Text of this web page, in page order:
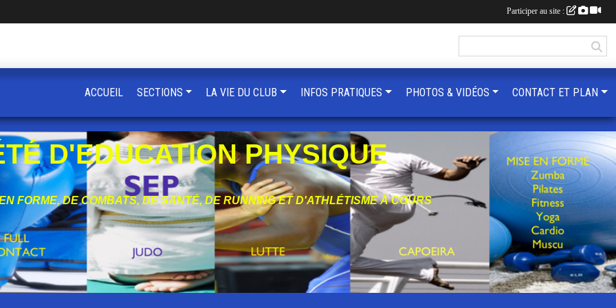
D'EDUCATION PHYSIQUE
FORME, DE COMBATS, DE SANTÉ, DE RUNNING ET D'ATHLÉTISME À COURS
ACCUEIL SECTIONS LA VIE DU CLUB INFOS PRATIQUES PHOTOS & VIDÉOS CONTACT ET PLAN
Participer au site :